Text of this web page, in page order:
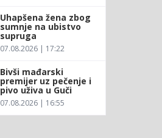
Uhapšena žena zbog
sumnje na ubistvo
supruga
07.08.2026 | 17:22
Bivši mađarski
premijer uz pečenje i
pivo uživa u Guči
07.08.2026 | 16:55